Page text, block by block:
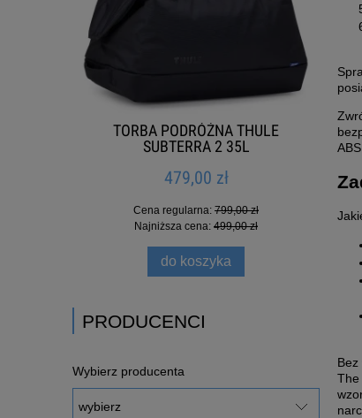
TORBA PODRÓŻNA THULE
SUBTERRA 2 35L
479,00 zł
Cena regularna: 799,00 zł
Najniższa cena: 499,00 zł
do koszyka
PRODUCENCI
Wybierz producenta
The